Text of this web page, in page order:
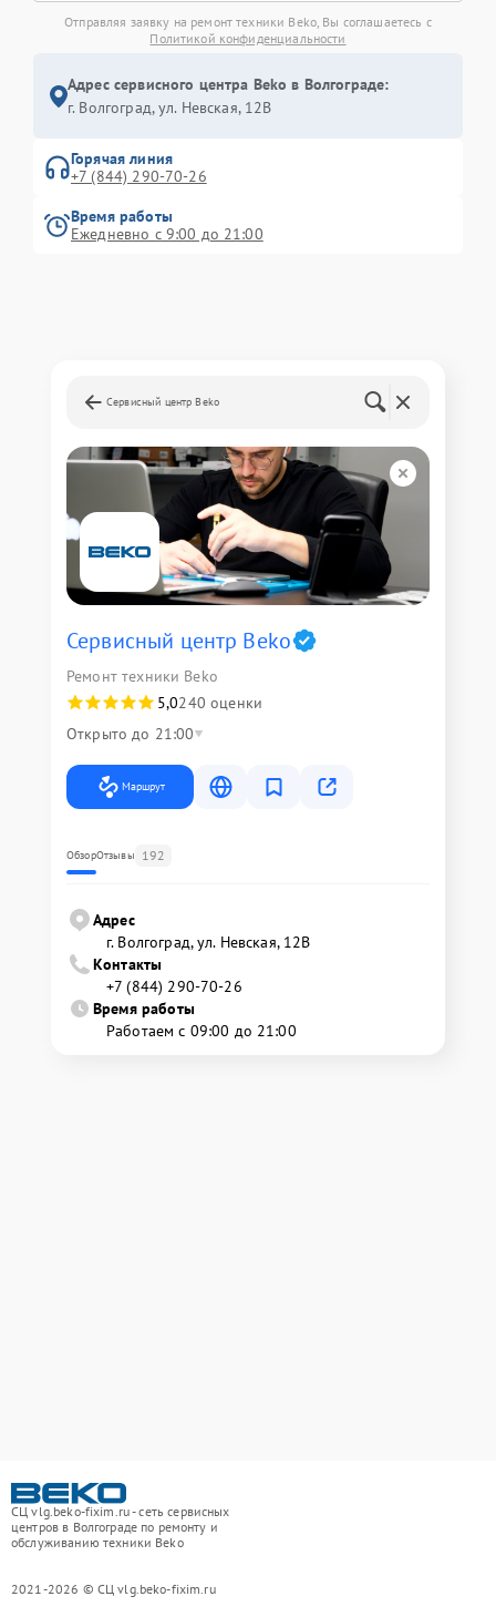
Отправляя заявку на ремонт техники Beko, Вы соглашаетесь с
Политикой конфиденциальности
Адрес сервисного центра Beko в Волгограде:
г. Волгоград, ул. Невская, 12В
Горячая линия
+7 (844) 290-70-26
Время работы
Ежедневно с 9:00 до 21:00
Сервисный центр Beko
Сервисный центр Beko
Ремонт техники Beko
5,0240 оценки
Открыто до 21:00
Маршрут
ОбзорОтзывы 192
Адрес
г. Волгоград, ул. Невская, 12В
Контакты
+7 (844) 290-70-26
Время работы
Работаем с 09:00 до 21:00
СЦ vlg.beko-fixim.ru - сеть сервисных
центров в Волгограде по ремонту и
обслуживанию техники Beko
2021-2026 © СЦ vlg.beko-fixim.ru